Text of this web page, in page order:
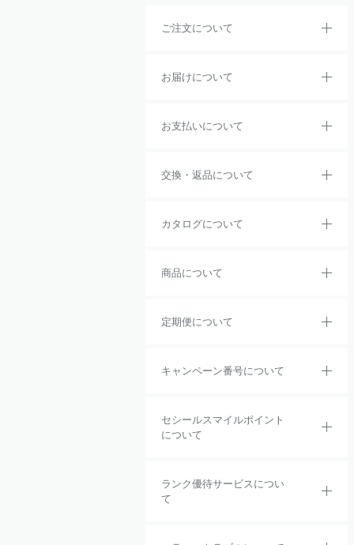
ご注文について
お届けについて
お支払いについて
交換・返品について
カタログについて
商品について
定期便について
キャンペーン番号について
セシールスマイルポイント
について
ランク優待サービスについ
て